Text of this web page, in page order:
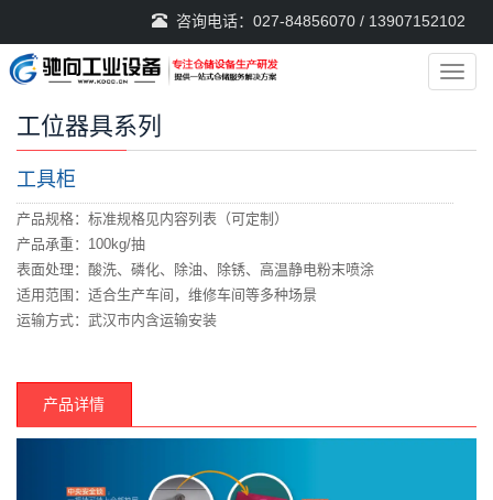
咨询电话：027-84856070 / 13907152102
导
航
工位器具系列
工具柜
产品规格：标准规格见内容列表（可定制）
产品承重：100kg/抽
表面处理：酸洗、磷化、除油、除锈、高温静电粉末喷涂
适用范围：适合生产车间，维修车间等多种场景
运输方式：武汉市内含运输安装
产品详情